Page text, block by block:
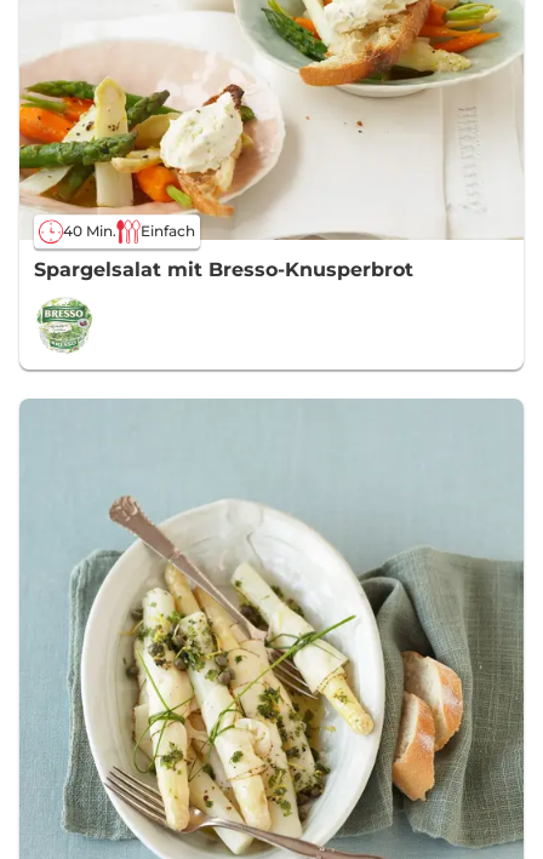
40 Min. Einfach
Spargelsalat mit Bresso-Knusperbrot